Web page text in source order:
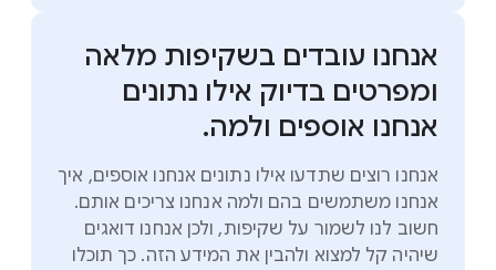
אנחנו עובדים בשקיפות מלאה
ומפרטים בדיוק אילו נתונים
אנחנו אוספים ולמה.
אנחנו רוצים שתדעו אילו נתונים אנחנו אוספים, איך
אנחנו משתמשים בהם ולמה אנחנו צריכים אותם.
חשוב לנו לשמור על שקיפות, ולכן אנחנו דואגים
שיהיה קל למצוא ולהבין את המידע הזה. כך תוכלו